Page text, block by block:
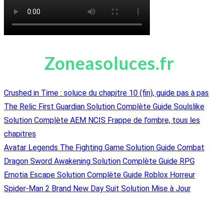
Zoneasoluces.fr
Crushed in Time : soluce du chapitre 10 (fin), guide pas à pas
The Relic First Guardian Solution Complète Guide Soulslike
Solution Complète AEM NCIS Frappe de l’ombre, tous les
chapitres
Avatar Legends The Fighting Game Solution Guide Combat
Dragon Sword Awakening Solution Complète Guide RPG
Emotia Escape Solution Complète Guide Roblox Horreur
Spider-Man 2 Brand New Day Suit Solution Mise à Jour